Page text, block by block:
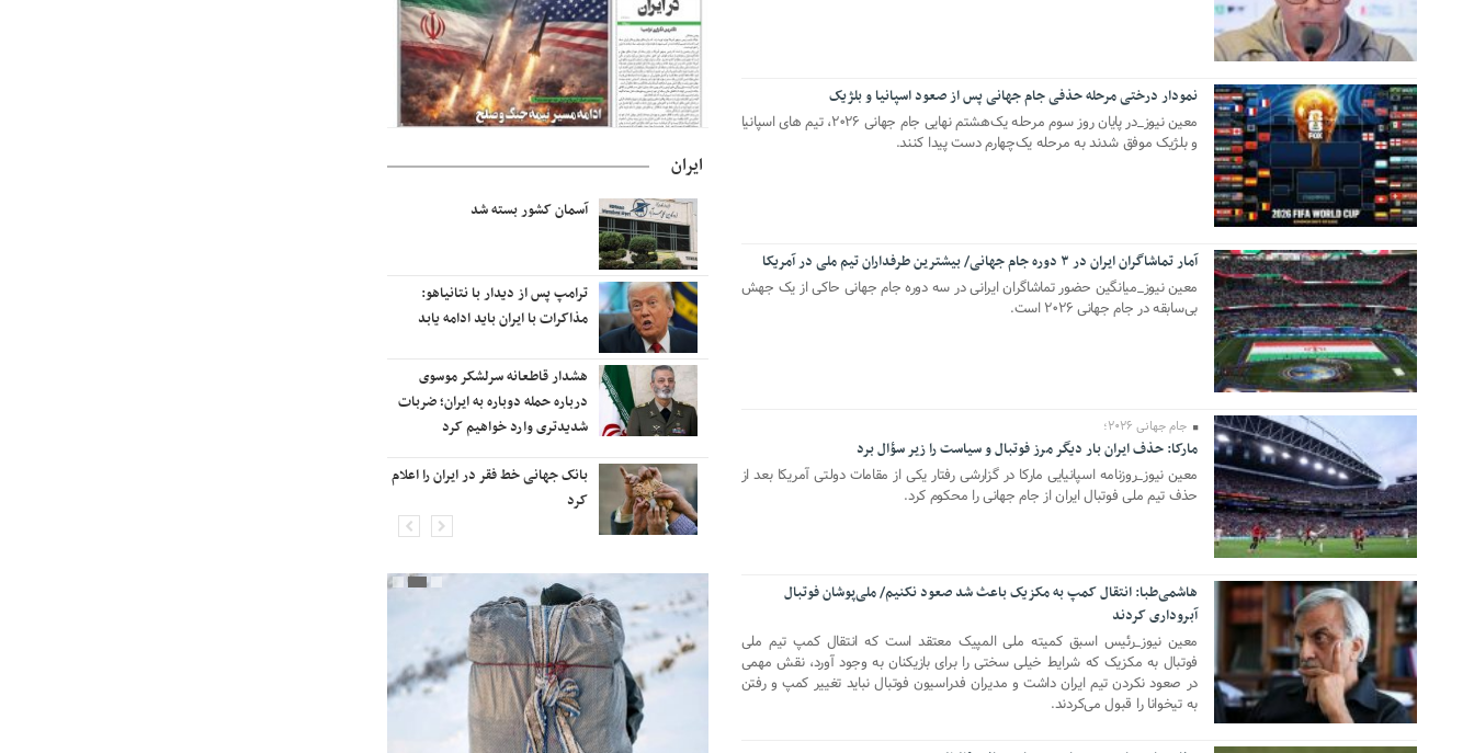
07 جولای 2026
نمودار درختی مرحله حذفی جام جهانی پس از صعود اسپانیا و بلژیک
معین نیوز_در پایان روز سوم مرحله یک‌هشتم نهایی جام جهانی ۲۰۲۶، تیم های اسپانیا
و بلژیک موفق شدند به مرحله یک‌چهارم دست پیدا کنند.
05 جولای 2026
آمار تماشاگران ایران در ۳ دوره جام جهانی/ بیشترین طرفداران تیم ملی در آمریکا
معین نیوز_میانگین حضور تماشاگران ایرانی در سه دوره جام جهانی حاکی از یک جهش
بی‌سابقه در جام جهانی ۲۰۲۶ است‌.
جام جهانی ۲۰۲۶؛
مارکا: حذف ایران بار دیگر مرز فوتبال و سیاست را زیر سؤال برد
معین نیوز_روزنامه اسپانیایی مارکا در گزارشی رفتار یکی از مقامات دولتی آمریکا بعد از
حذف تیم ملی فوتبال ایران از جام جهانی را محکوم کرد.
30 ژوئن 2026
هاشمی‌طبا: انتقال کمپ به مکزیک باعث شد صعود نکنیم/ ملی‌پوشان فوتبال
آبروداری کردند
معین نیوز_رئیس اسبق کمیته ملی المپیک معتقد است که انتقال کمپ تیم ملی
فوتبال به مکزیک که شرایط خیلی سختی را برای بازیکنان به وجود آورد، نقش مهمی
در صعود نکردن تیم ایران داشت و مدیران فدراسیون فوتبال نباید تغییر کمپ و رفتن
به تیخوانا را قبول می‌کردند.
رئیس سازمان جهاد کشاورزی استان: کشاورزان
گیلان نسبت به دریافت یارانه کود اقدام کنند
تمدید مهلت اظهارنامه‌های مالیاتی سال ۱۴۰۴ تا
پایان شهریورماه
ایران
ایران به
سیتی» وارد
ایران شد
علیه مراکزی در
انفجار در برخی
آسمان کشور بسته شد
ترامپ پس از دیدار با نتانیاهو:
مذاکرات با ایران باید ادامه یابد
هشدار قاطعانه سرلشکر موسوی
شدیدتری وارد خواهیم کرد
بانک جهانی خط فقر در ایران را اعلام
کرد
نفتکش ایرانی «سیلی سیتی» وارد
شنیده شدن صدای انفجار در برخی
شهرهای ایران
آسمان کشور بسته شد
ترامپ پس از دیدار با نتانیاهو:
مذاکرات با ایران باید ادامه یابد
هشدار قاطعانه سرلشکر موسوی
درباره حمله دوباره به ایران؛ ضربات
شدیدتری وارد خواهیم کرد
بانک جهانی خط فقر در ایران را اعلام
کرد
 